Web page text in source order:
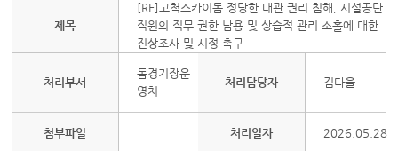
제목
[RE]고척스카이돔 정당한 대관 권리 침해, 시설공단
직원의 직무 권한 남용 및 상습적 관리 소홀에 대한
진상조사 및 시정 촉구
처리부서
돔경기장운
영처
처리담당자 김다울
첨부파일 처리일자 2026.05.28